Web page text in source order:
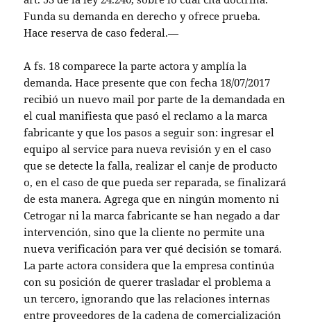
Funda su demanda en derecho y ofrece prueba.
Hace reserva de caso federal.—
A fs. 18 comparece la parte actora y amplía la
demanda. Hace presente que con fecha 18/07/2017
recibió un nuevo mail por parte de la demandada en
el cual manifiesta que pasó el reclamo a la marca
fabricante y que los pasos a seguir son: ingresar el
equipo al service para nueva revisión y en el caso
que se detecte la falla, realizar el canje de producto
o, en el caso de que pueda ser reparada, se finalizará
de esta manera. Agrega que en ningún momento ni
Cetrogar ni la marca fabricante se han negado a dar
intervención, sino que la cliente no permite una
nueva verificación para ver qué decisión se tomará.
La parte actora considera que la empresa continúa
con su posición de querer trasladar el problema a
un tercero, ignorando que las relaciones internas
entre proveedores de la cadena de comercialización